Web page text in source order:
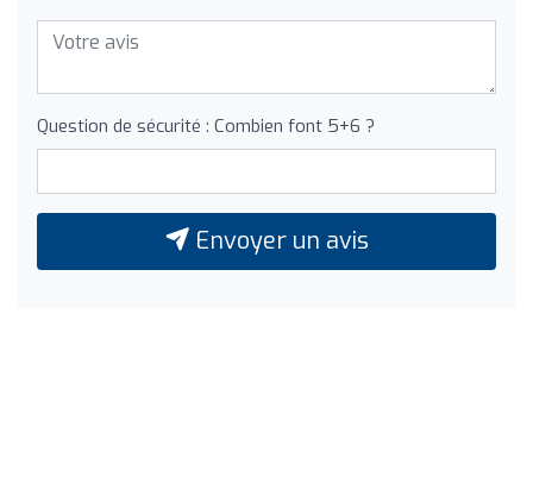
Question de sécurité : Combien font 5+6 ?
Envoyer un avis